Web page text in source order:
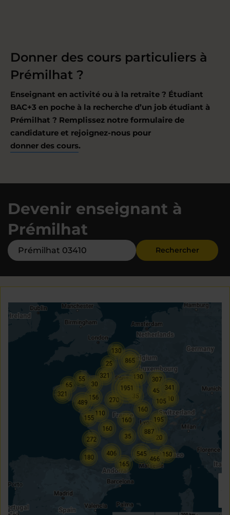
Donner des cours particuliers à
Prémilhat ?
Enseignant en activité ou à la retraite ? Étudiant
BAC+3 en poche à la recherche d’un job étudiant à
Prémilhat ? Remplissez notre formulaire de
candidature et rejoignez-nous pour
donner des cours.
Devenir enseignant à
Prémilhat
Rechercher